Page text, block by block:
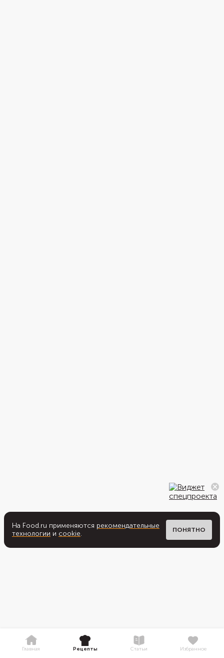
На Food.ru применяются рекомендательные
технологии и cookie. ПОНЯТНО
Главная Рецепты Статьи Избранное